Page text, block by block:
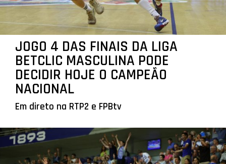
JOGO 4 DAS FINAIS DA LIGA
BETCLIC MASCULINA PODE
DECIDIR HOJE O CAMPEÃO
NACIONAL
Em direto na RTP2 e FPBtv